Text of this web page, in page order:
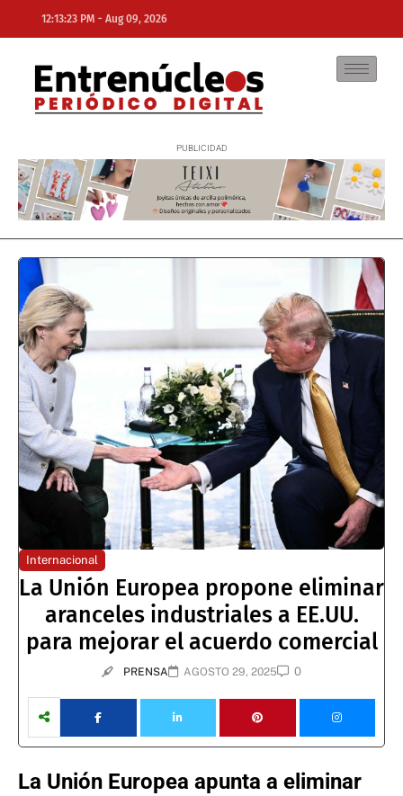
12:13:23 PM - Aug 09, 2026
NE
Internacional
La Unión Europea propone eliminar
aranceles industriales a EE.UU.
para mejorar el acuerdo comercial
PRENSA AGOSTO 29, 2025 0
La Unión Europea apunta a eliminar